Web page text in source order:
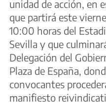
unidad de acción, en
que partirá este
10:00 horas del
Sevilla y que
Delegación del
Plaza de España,
convocantes
manifiesto